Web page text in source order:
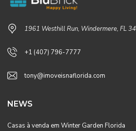
1961 Westhill Run, Windermere, FL
+1 (407) 796-7777
tony@imoveisnaflorida.com
NEWS
Casas à venda em Winter Garden Florida